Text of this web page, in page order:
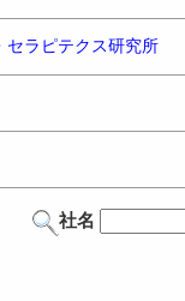
セラピテクス研究所
社名